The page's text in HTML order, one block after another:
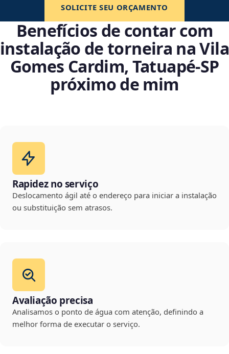
SOLICITE SEU ORÇAMENTO
Benefícios de contar com
instalação de torneira na Vila
Gomes Cardim, Tatuapé‑SP
próximo de mim
Rapidez no serviço
Deslocamento ágil até o endereço para iniciar a instalação
ou substituição sem atrasos.
Avaliação precisa
Analisamos o ponto de água com atenção, definindo a
melhor forma de executar o serviço.